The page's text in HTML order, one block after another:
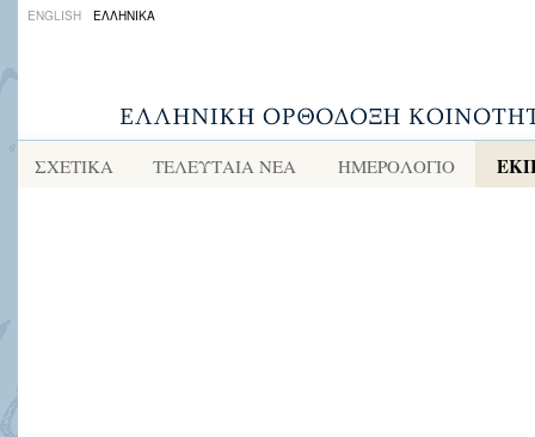
ENGLISH ΕΛΛΗΝΙΚΑ
ΣΧΕΤΙΚΑ ΤΕΛΕΥΤΑΙΑ ΝΕΑ ΗΜΕΡΟΛΟΓΙΟ